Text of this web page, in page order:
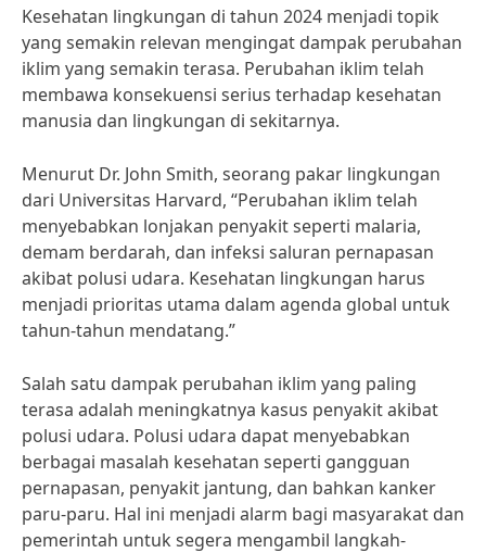
Kesehatan lingkungan di tahun 2024 menjadi topik
yang semakin relevan mengingat dampak perubahan
iklim yang semakin terasa. Perubahan iklim telah
membawa konsekuensi serius terhadap kesehatan
manusia dan lingkungan di sekitarnya.
Menurut Dr. John Smith, seorang pakar lingkungan
dari Universitas Harvard, “Perubahan iklim telah
menyebabkan lonjakan penyakit seperti malaria,
demam berdarah, dan infeksi saluran pernapasan
akibat polusi udara. Kesehatan lingkungan harus
menjadi prioritas utama dalam agenda global untuk
tahun-tahun mendatang.”
Salah satu dampak perubahan iklim yang paling
terasa adalah meningkatnya kasus penyakit akibat
polusi udara. Polusi udara dapat menyebabkan
berbagai masalah kesehatan seperti gangguan
pernapasan, penyakit jantung, dan bahkan kanker
paru-paru. Hal ini menjadi alarm bagi masyarakat dan
pemerintah untuk segera mengambil langkah-